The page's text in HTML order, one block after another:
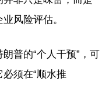
风险评估。
普的“个人干预”，可
须在“顺水推